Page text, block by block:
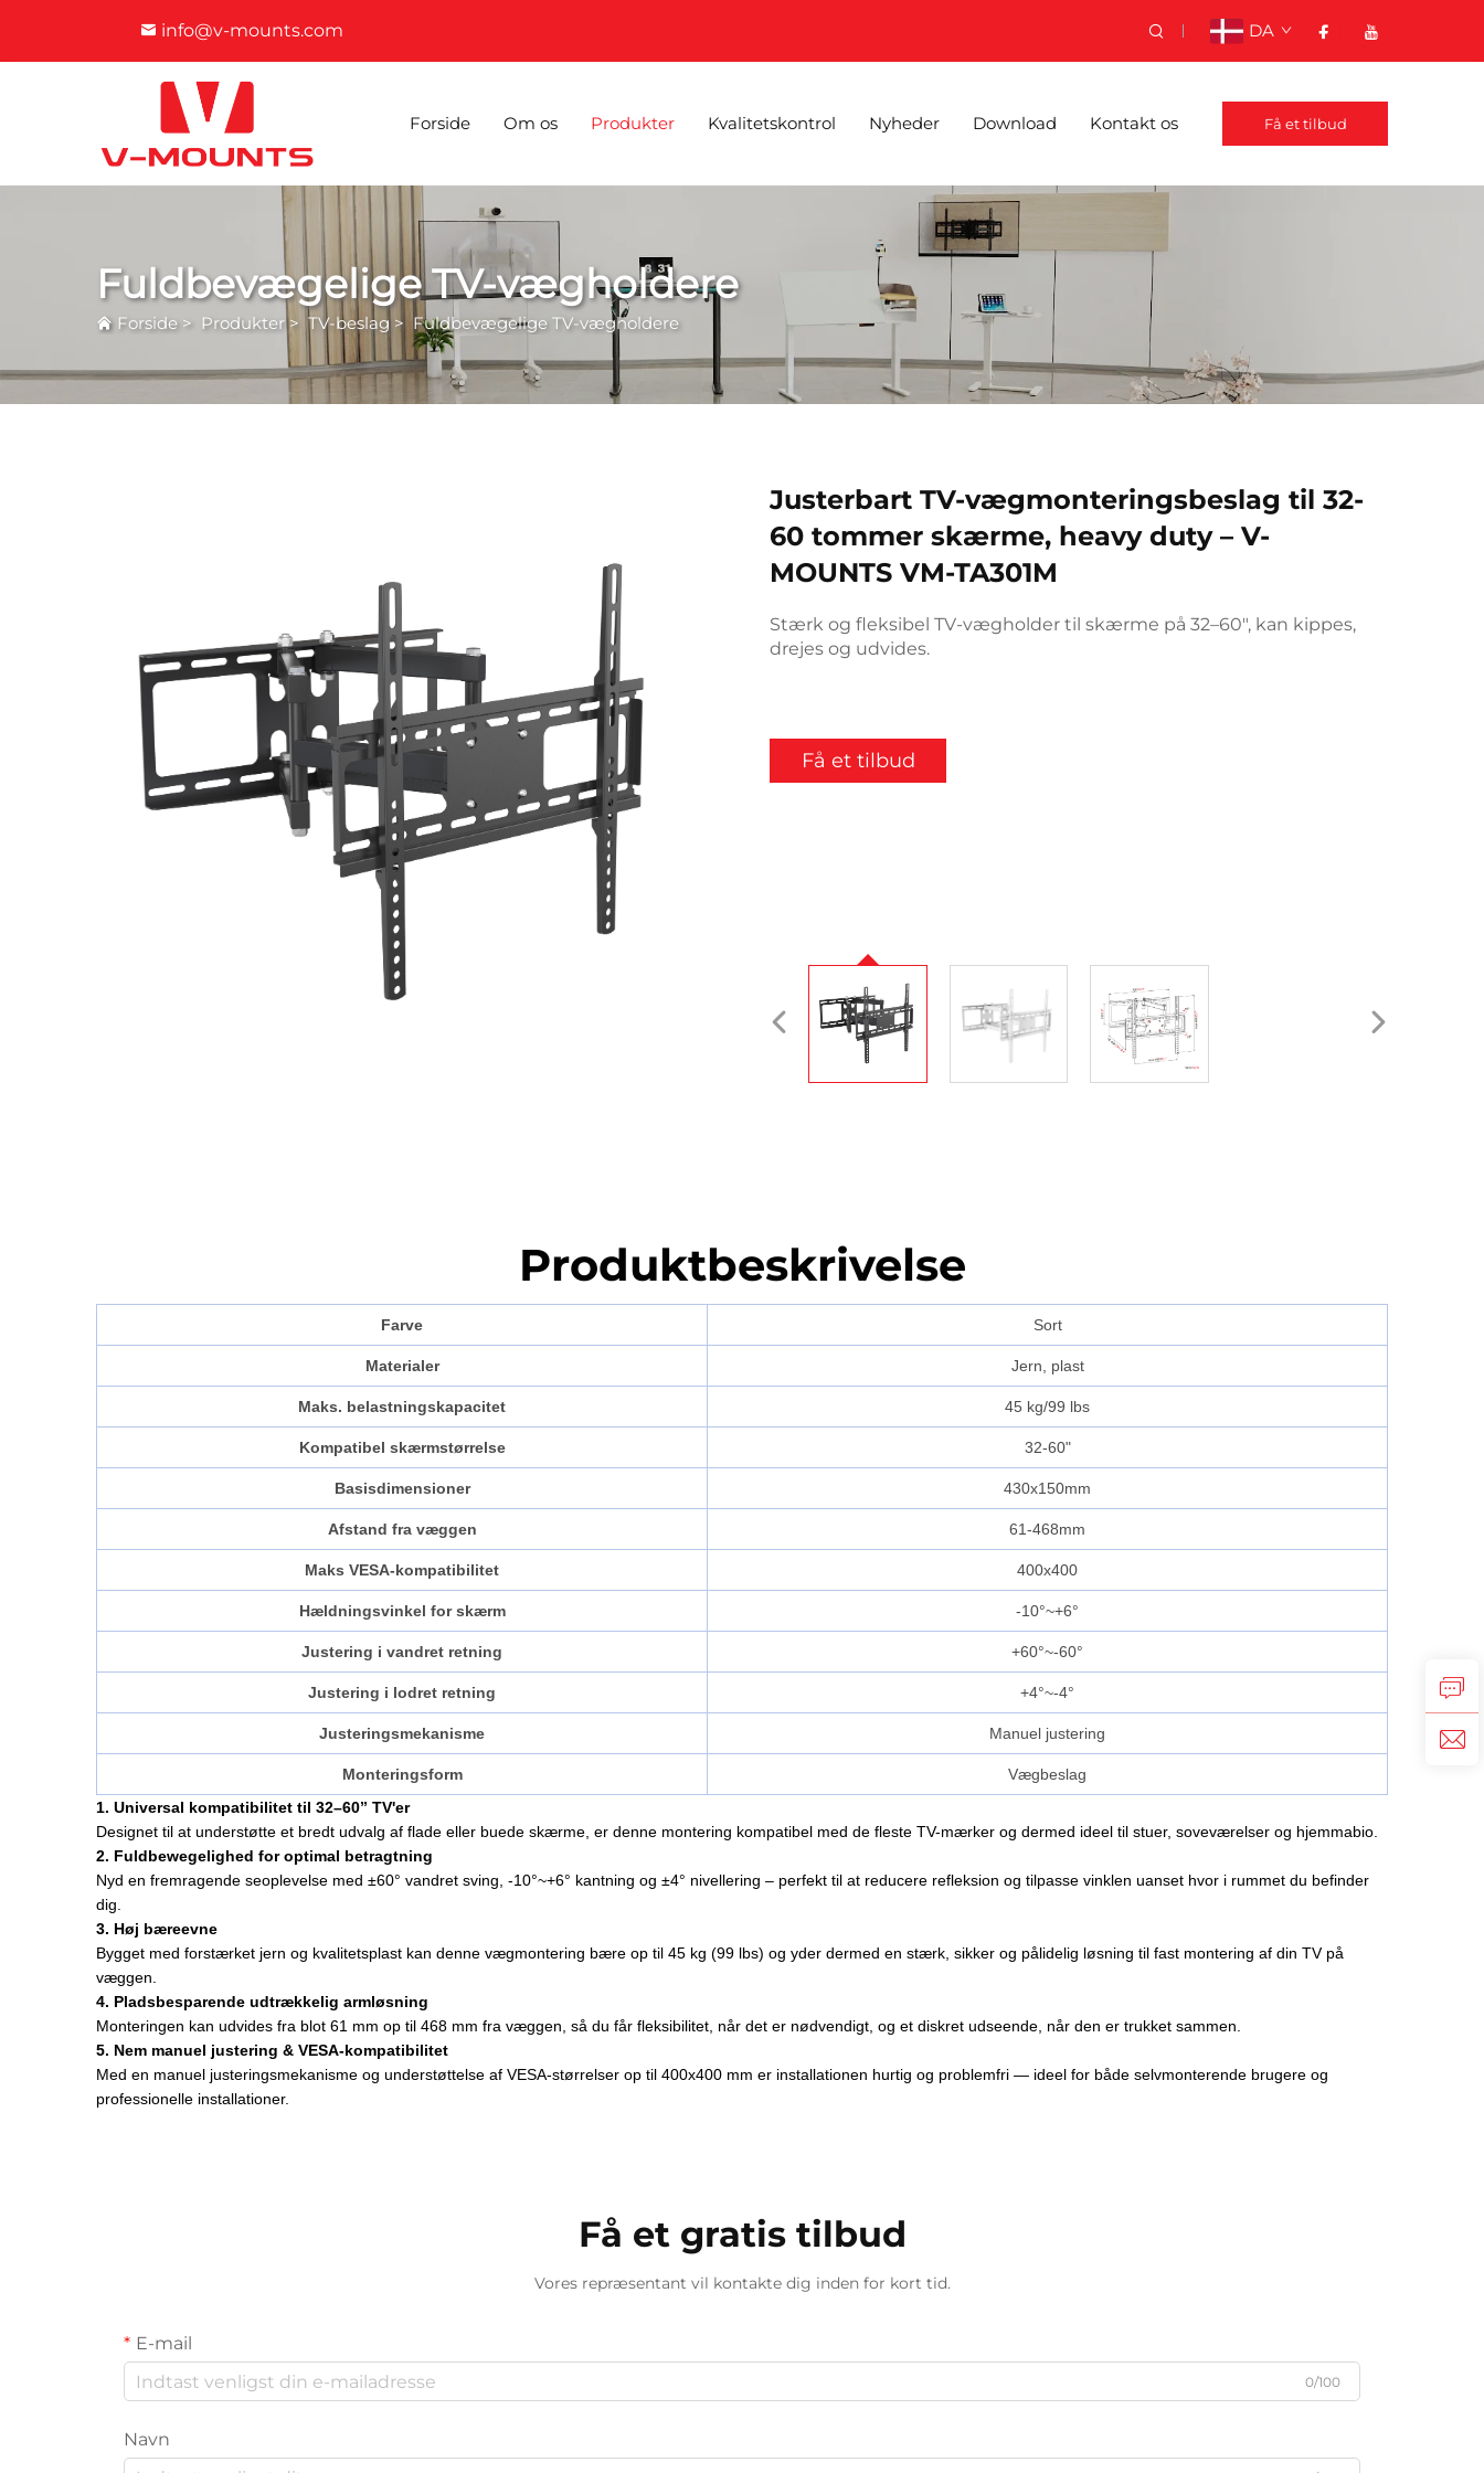
info@v-mounts.com DA
Forside Om os Produkter Kvalitetskontrol Nyheder Download Kontakt os Få et tilbud
Fuldbevægelige TV-vægholdere
Forside > Produkter> TV-beslag > Fuldbevægelige TV-vægholdere
Justerbart TV-vægmonteringsbeslag til 32-
60 tommer skærme, heavy duty – V-
MOUNTS VM-TA301M
Stærk og fleksibel TV-vægholder til skærme på 32–60", kan kippes,
drejes og udvides.
Få et tilbud
Produktbeskrivelse
Farve Sort
Materialer Jern, plast
Maks. belastningskapacitet 45 kg/99 lbs
Kompatibel skærmstørrelse 32-60"
Basisdimensioner 430x150mm
Afstand fra væggen 61-468mm
Maks VESA-kompatibilitet 400x400
Hældningsvinkel for skærm -10°~+6°
Justering i vandret retning +60°~-60°
Justering i lodret retning +4°~-4°
Justeringsmekanisme Manuel justering
Monteringsform
Vægbeslag
1. Universal kompatibilitet til 32–60” TV'er
Designet til at understøtte et bredt udvalg af flade eller buede skærme, er denne montering kompatibel med de fleste TV-mærker og dermed ideel til stuer, soveværelser og hjemmabio.
2. Fuldbewegelighed for optimal betragtning
Nyd en fremragende seoplevelse med ±60° vandret sving, -10°~+6° kantning og ±4° nivellering – perfekt til at reducere refleksion og tilpasse vinklen uanset hvor i rummet du befinder
dig.
3. Høj bæreevne
Bygget med forstærket jern og kvalitetsplast kan denne vægmontering bære op til 45 kg (99 lbs) og yder dermed en stærk, sikker og pålidelig løsning til fast montering af din TV på
væggen.
4. Pladsbesparende udtrækkelig armløsning
Monteringen kan udvides fra blot 61 mm op til 468 mm fra væggen, så du får fleksibilitet, når det er nødvendigt, og et diskret udseende, når den er trukket sammen.
5. Nem manuel justering & VESA-kompatibilitet
Med en manuel justeringsmekanisme og understøttelse af VESA-størrelser op til 400x400 mm er installationen hurtig og problemfri — ideel for både selvmonterende brugere og
professionelle installationer.
Få et gratis tilbud
Vores repræsentant vil kontakte dig inden for kort tid.
E-mail
0/100
Navn